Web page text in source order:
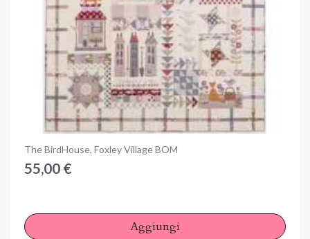
Anteprima
The BirdHouse, Foxley Village BOM
55,00 €
Aggiungi